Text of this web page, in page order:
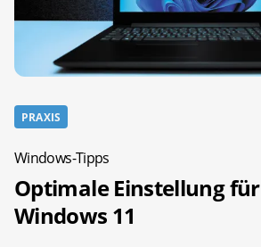
PRAXIS
Windows-Tipps
Optimale Einstellung für
Windows 11